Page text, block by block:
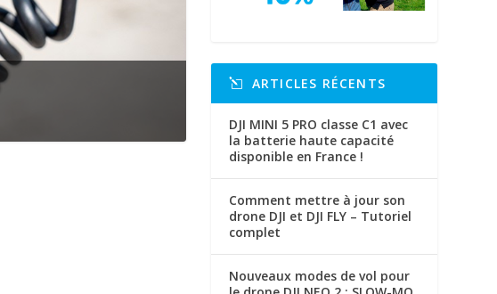
ARTICLES RÉCENTS
DJI MINI 5 PRO classe C1 avec
la batterie haute capacité
disponible en France !
Comment mettre à jour son
drone DJI et DJI FLY – Tutoriel
complet
Nouveaux modes de vol pour